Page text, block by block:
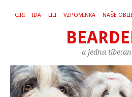
CIRI IDA LILI VZPOMÍNKA NAŠE
a jedna